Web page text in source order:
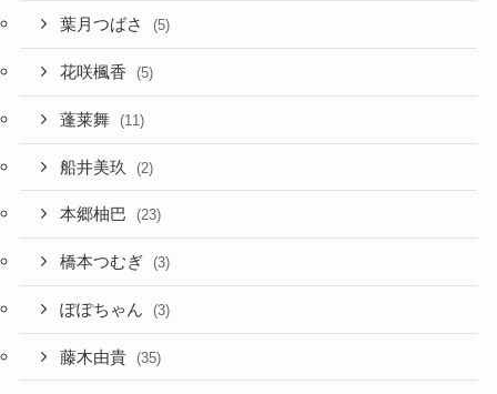
葉月つばさ (5)
花咲楓香 (5)
蓬莱舞 (11)
船井美玖 (2)
本郷柚巴 (23)
橋本つむぎ (3)
ぽぽちゃん (3)
藤木由貴 (35)